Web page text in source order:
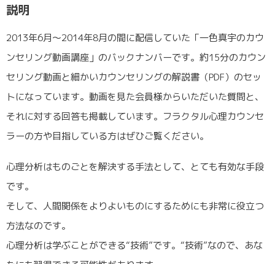
説明
2013年6月〜2014年8月の間に配信していた「一色真宇のカウ
ンセリング動画講座」のバックナンバーです。約15分のカウン
セリング動画と細かいカウンセリングの解説書（PDF）のセッ
トになっています。動画を見た会員様からいただいた質問と、
それに対する回答も掲載しています。フラクタル心理カウンセ
ラーの方や目指している方はぜひご覧ください。
心理分析はものごとを解決する手法として、とても有効な手段
です。
そして、人間関係をよりよいものにするためにも非常に役立つ
方法なのです。
心理分析は学ぶことができる“技術”です。“技術”なので、あな